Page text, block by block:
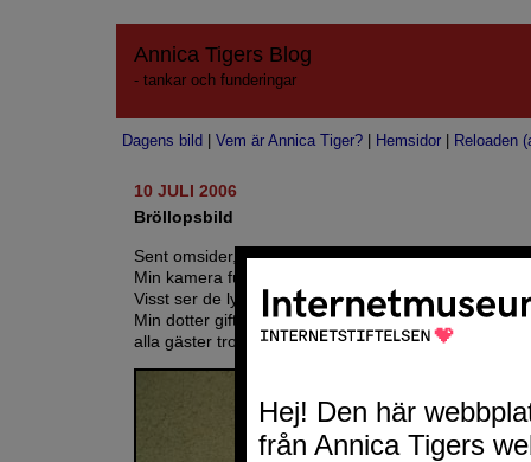
Annica Tigers Blog
- tankar och funderingar
Dagens bild Vem är Annica Tiger? Hemsidor Reloaden
10 JULI 2006
Bröllopsbild
Sent omsider, men bättre sent än aldrig.
Min kamera fungerade inte okey, men jag fick andra
Visst ser de lyckliga ut?
Min dotter gifte sig 17:e juni, fast
alla gäster trodde det var ett30-års kalas:).